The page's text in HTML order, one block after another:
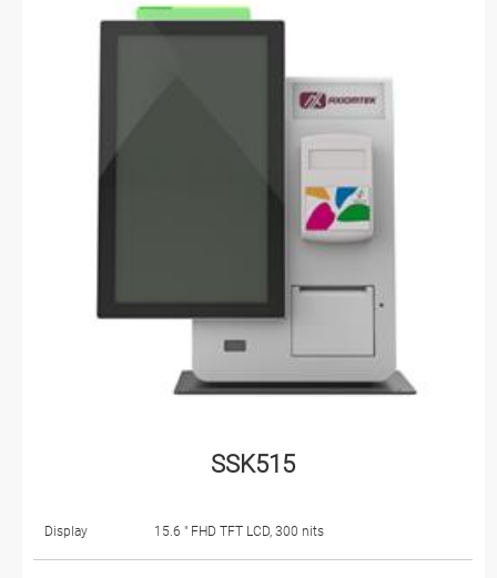
SSK515
Display 15.6 " FHD TFT LCD, 300 nits